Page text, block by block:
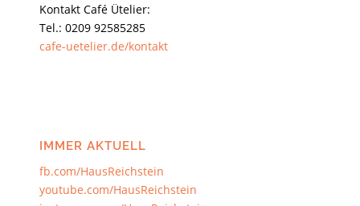
Kontakt Café Ütelier:
Tel.: 0209 92585285
cafe-uetelier.de/kontakt
IMMER AKTUELL
fb.com/HausReichstein
youtube.com/HausReichstein